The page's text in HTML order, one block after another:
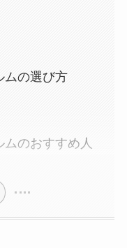
ムの選び方
のおすすめ人